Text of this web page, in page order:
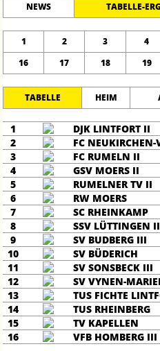
NEWS TABELLE-
1 2 3 4
16
17 18 19
TABELLE HEIM
1
DJK LINTFORT II
2
FC NEUKIRCHEN-
3
FC RUMELN II
4
GSV MOERS II
5
RUMELNER TV II
6
RW MOERS
7
SC RHEINKAMP
8
SSV LÜTTINGEN II
9
SV BUDBERG III
10
SV BÜDERICH
11
SV SONSBECK III
12
SV VYNEN-
13
TUS FICHTE
14
TUS RHEINBERG
15
TV KAPELLEN
16
VFB HOMBERG III